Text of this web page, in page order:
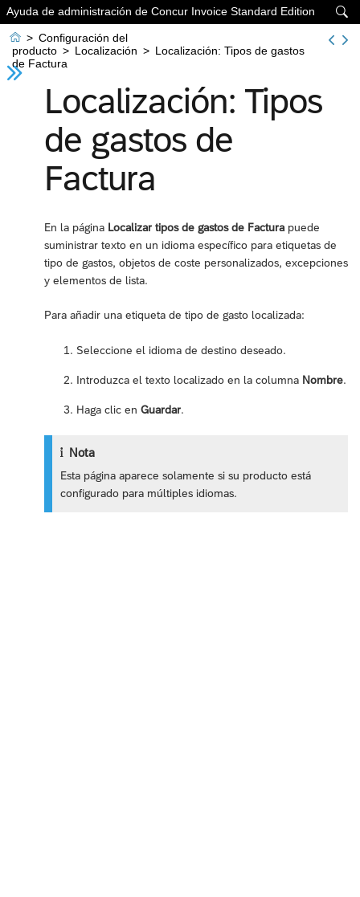

Ayuda de administración de Concur Invoice Standard Edition
 > Configuración del
producto > Localización > Localización: Tipos de gastos
de Factura
Localización: Tipos
de gastos de
Factura
En la página Localizar tipos de gastos de Factura puede
suministrar texto en un idioma específico para etiquetas de
tipo de gastos, objetos de coste personalizados, excepciones
y elementos de lista.
Para añadir una etiqueta de tipo de gasto localizada:
Seleccione el idioma de destino deseado.
Introduzca el texto localizado en la columna Nombre.
Haga clic en Guardar.
Nota
Esta página aparece solamente si su producto está
configurado para múltiples idiomas.